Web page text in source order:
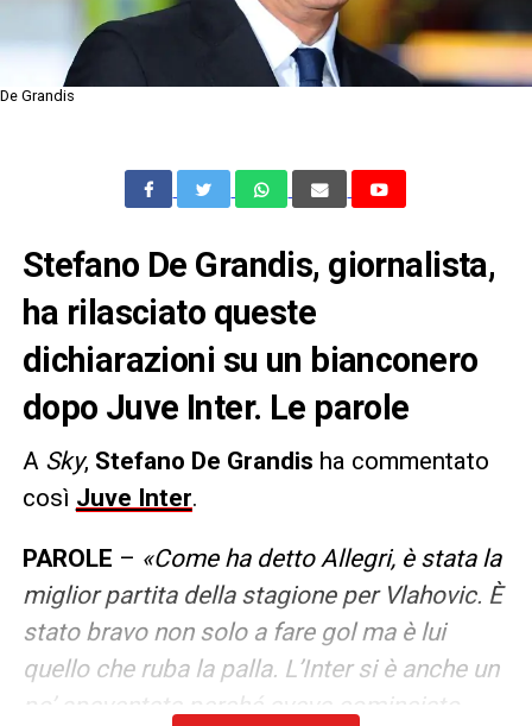
De Grandis
Stefano De Grandis, giornalista,
ha rilasciato queste
dichiarazioni su un bianconero
dopo Juve Inter. Le parole
A Sky, Stefano De Grandis ha commentato
così Juve Inter.
PAROLE – «Come ha detto Allegri, è stata la
miglior partita della stagione per Vlahovic. È
stato bravo non solo a fare gol ma è lui
quello che ruba la palla. L’Inter si è anche un
po’ spaventata perché aveva cominciato